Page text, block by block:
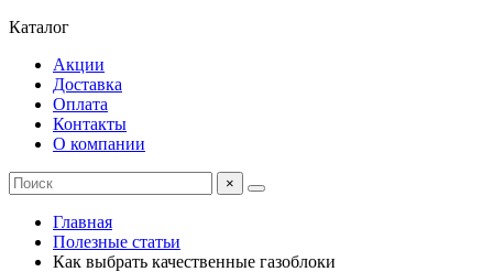
Каталог
Акции
Доставка
Оплата
Контакты
О компании
×
Главная
Полезные статьи
Как выбрать качественные газоблоки